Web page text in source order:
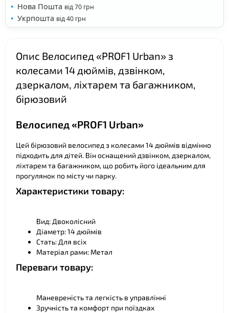
Нова Пошта від 70 грн
Укрпошта від 40 грн
Опис Велосипед «PROF1 Urban» з
колесами 14 дюймів, дзвінком,
дзеркалом, ліхтарем та багажником,
бірюзовий
Велосипед «PROF1 Urban»
Цей бірюзовий велосипед з колесами 14 дюймів відмінно
підходить для дітей. Він оснащений дзвінком, дзеркалом,
ліхтарем та багажником, що робить його ідеальним для
прогулянок по місту чи парку.
Характеристики товару:
Вид: Двоколісний
Діаметр: 14 дюймів
Стать: Для всіх
Матеріал рами: Метал
Переваги товару:
Маневреність та легкість в управлінні
Зручність та комфорт при поїздках